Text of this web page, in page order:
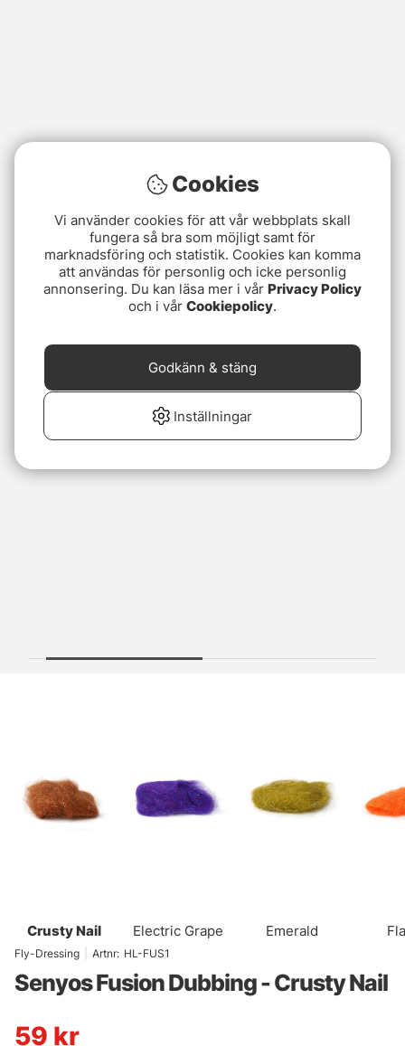
Crusty Nail Electric Grape Emerald
Fly-Dressing Artnr: HL-FUS1
Senyos Fusion Dubbing - Crusty Nail
59 kr
Cookies
Vi använder cookies för att vår webbplats skall
fungera så bra som möjligt samt för
marknadsföring och statistik. Cookies kan komma
att användas för personlig och icke personlig
annonsering. Du kan läsa mer i vår Privacy Policy
och i vår Cookiepolicy.
Inställningar
Godkänn & stäng